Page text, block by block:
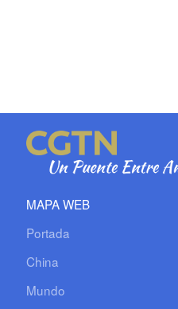
MAPA WEB
Portada
China
Mundo